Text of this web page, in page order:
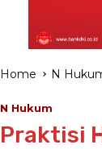
Home N
N Hukum
Praktisi